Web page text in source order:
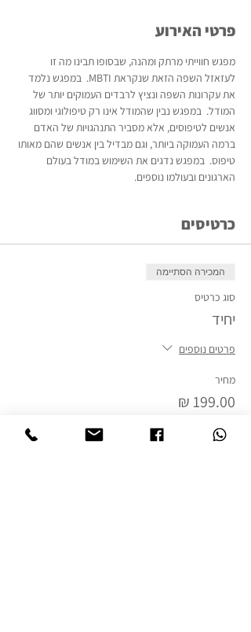
פרטי האירוע
מפגש חווייתי מרתק ומהנה, שבסופו תבינו מה זו
לעזאזל השפה הזאת שנקראת MBTI.  במפגש נלמד
את עקרונות השפה ונציץ לרבדים העמוקים יותר של
המודל.  במפגש נבין שהמודל אינו רק טיפולוגי ומסווג
אנשים לטיפוסים, אלא מסביר התנהגויות של האדם
ברמה העמוקה ביותר, וגם מבדיל בין אנשים שהם מאותו
טיפוס.  במפגש נדגים את השימוש במודל בעולם
הארגונים ובעולמו נוספים.
כרטיסים
המכירה הסתיימה
סוג כרטיס
יחיד
פרטים נוספים
מחיר